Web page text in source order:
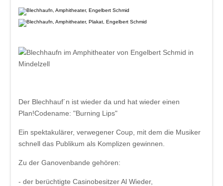
Der Blechhauf´n ist wieder da und hat wieder einen
Plan!Codename: "Burning Lips"
Ein spektakulärer, verwegener Coup, mit dem die Musiker
schnell das Publikum als Komplizen gewinnen.
Zu der Ganovenbande gehören:
- der berüchtigte Casinobesitzer Al Wieder,